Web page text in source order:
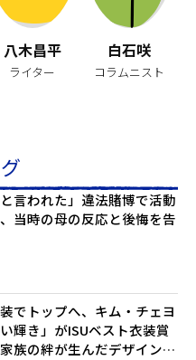
八木昌平
ライター
白石咲
コラムニスト
と言われた」違法賭博で活動
当時の母の反応と後悔を告
でトップへ、キム・チェヨ
輝き」がISUベスト衣装賞
族の絆が生んだデザインセ